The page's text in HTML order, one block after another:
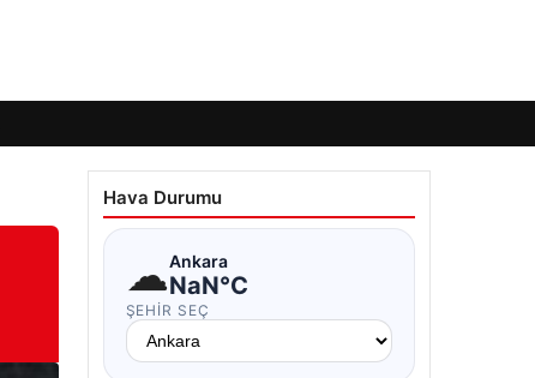
Hava Durumu
☁Ankara
NaN°C
ŞEHIR SEÇ